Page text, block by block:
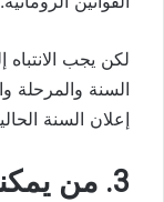
لكن يجب
السنة والمرحلة
إعلان السنة
3. من